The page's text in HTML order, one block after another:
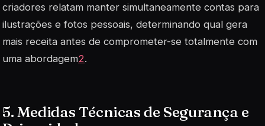
criadores relatam manter simultaneamente contas para
ilustrações e fotos pessoais, determinando qual gera
mais receita antes de comprometer-se totalmente com
uma abordagem2.
5. Medidas Técnicas de Segurança e